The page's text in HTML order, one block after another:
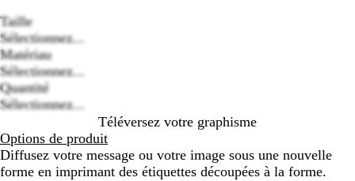
pour
panoramiser
Taille
Sélectionnez...
Matériau
Sélectionnez...
Quantité
Sélectionnez...
Téléversez votre graphisme
Options de produit
Diffusez votre message ou votre image sous une nouvelle
forme en imprimant des étiquettes découpées à la forme.